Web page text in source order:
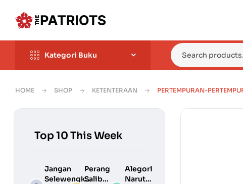
Kategori Buku
HOME SHOP KETENTERAAN PERTEMPURAN-
Top 10 This Week
Jangan
Selewengkan
Perang
Salib
Alegori
Naruto –